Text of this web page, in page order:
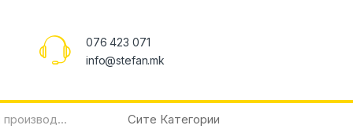
076 423 071
info@stefan.mk